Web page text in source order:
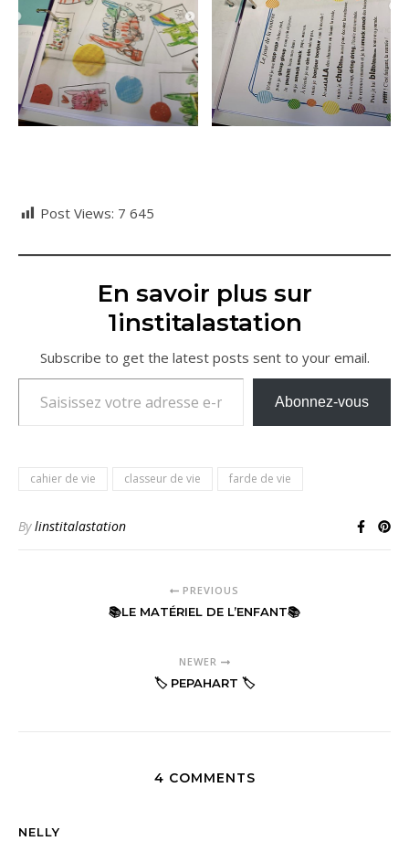
Post Views: 7 645
En savoir plus sur
1institalastation
Subscribe to get the latest posts sent to your email.
Saisissez votre adresse e-mail…
Abonnez-vous
cahier de vie classeur de vie farde de vie
Bylinstitalastation
PREVIOUS
📚LE MATÉRIEL DE L’ENFANT📚
NEWER
🏷 PEPAHART 🏷
4 COMMENTS
NELLY